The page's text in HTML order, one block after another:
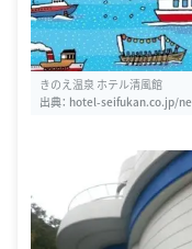
きのえ温泉 ホテル清風館
出典： hotel-seifukan.co.jp/